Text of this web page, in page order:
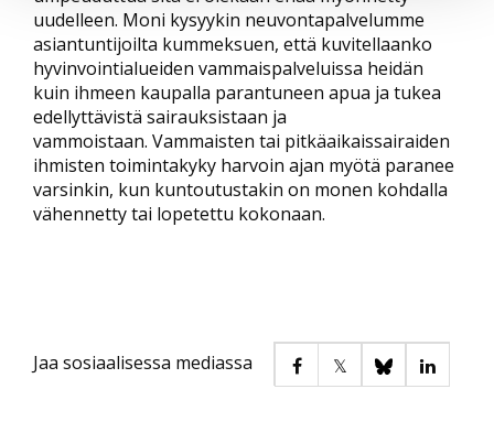
uudelleen. Moni kysyykin neuvontapalvelumme
asiantuntijoilta kummeksuen, että kuvitellaanko
hyvinvointialueiden vammaispalveluissa heidän
kuin ihmeen kaupalla parantuneen apua ja tukea
edellyttävistä sairauksistaan ja
vammoistaan. Vammaisten tai pitkäaikaissairaiden
ihmisten toimintakyky harvoin ajan myötä paranee
varsinkin, kun kuntoutustakin on monen kohdalla
vähennetty tai lopetettu kokonaan.
Jaa sosiaalisessa mediassa